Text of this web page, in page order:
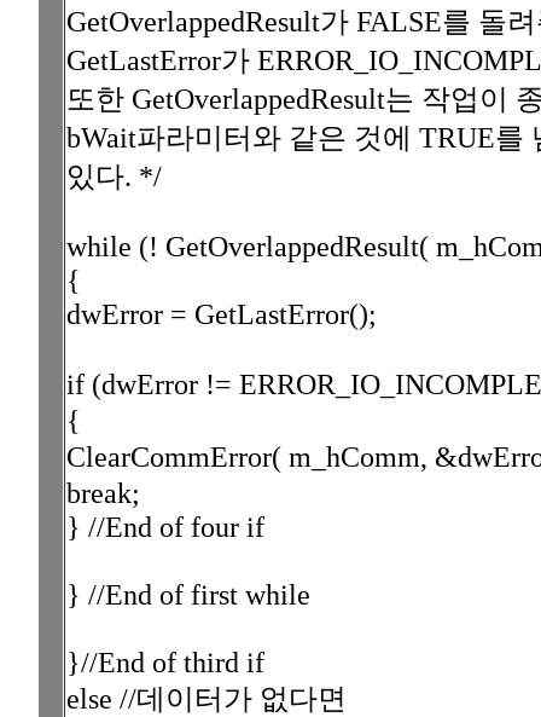
GetOverlappedResult가 FALSE를 돌
GetLastError가
또한 GetOverlappedResult는 작업이
bWait파라미터와 같은 것에 TRUE
있다. */
while (! GetOverlappedResult(
{
dwError = GetLastError();
if (dwError !=
{
ClearCommError( m_hComm,
break;
} //End of four if
} //End of first while
}//End of third if
else //데이터가 없다면